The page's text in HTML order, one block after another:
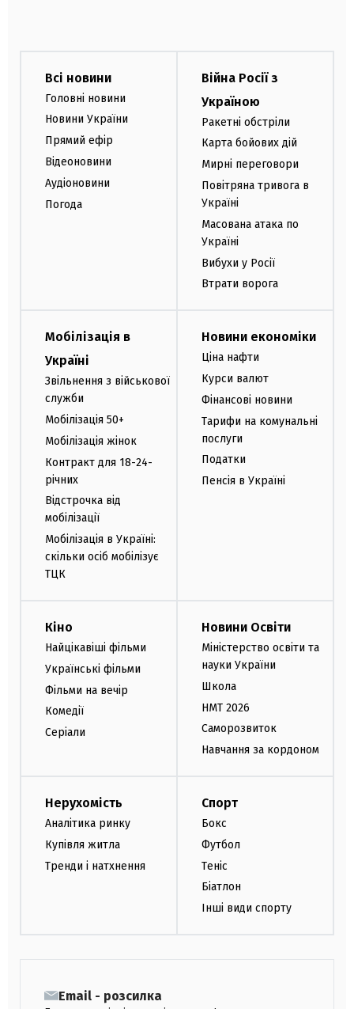
Всі новини
Головні новини
Новини України
Прямий ефір
Відеоновини
Аудіоновини
Погода
Війна Росії з
Україною
Ракетні обстріли
Карта бойових дій
Мирні переговори
Повітряна тривога в
Україні
Масована атака по
Україні
Вибухи у Росії
Втрати ворога
Мобілізація в
Україні
Звільнення з військової
служби
Мобілізація 50+
Мобілізація жінок
Контракт для 18-24-
річних
Відстрочка від
мобілізації
Мобілізація в Україні:
скільки осіб мобілізує
ТЦК
Новини економіки
Ціна нафти
Курси валют
Фінансові новини
Тарифи на комунальні
послуги
Податки
Пенсія в Україні
Кіно
Найцікавіші фільми
Українські фільми
Фільми на вечір
Комедії
Серіали
Новини Освіти
Міністерство освіти та
науки України
Школа
НМТ 2026
Саморозвиток
Навчання за кордоном
Нерухомість
Аналітика ринку
Купівля житла
Тренди і натхнення
Спорт
Бокс
Футбол
Теніс
Біатлон
Інші види спорту
Email - розсилка